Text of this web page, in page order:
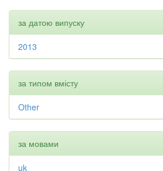
за датою випуску
2013
за типом вмісту
Other
за мовами
uk